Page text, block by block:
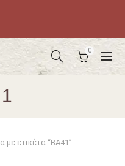
0
με ετικέτα “ΒΑ41”